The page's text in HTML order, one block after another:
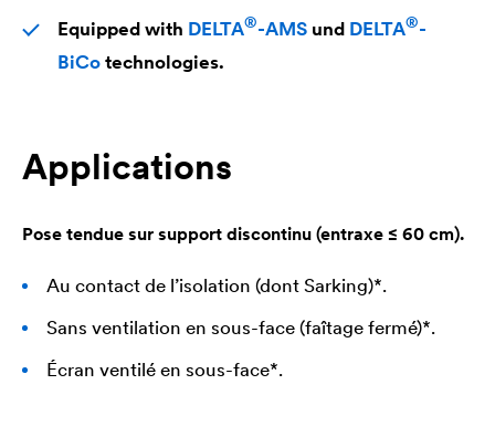
Equipped with DELTA®-AMS und DELTA®-
BiCotechnologies.
Applications
Pose tendue sur support discontinu (entraxe ≤ 60 cm).
Au contact de l’isolation (dont Sarking)*.
Sans ventilation en sous-face (faîtage fermé)*.
Écran ventilé en sous-face*.